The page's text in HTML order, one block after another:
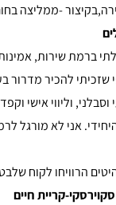
-ממליצה
ברמת שירות,
שזכיתי להכיר מדרור
וליווי אישי
אני לא מורגל
הרוויחו לקוח
קריית חיים